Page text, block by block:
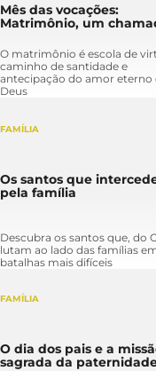
Mês das vocações:
Matrimônio, um
O matrimônio é escola de
caminho de santidade e
antecipação do amor eterno
Deus
FAMÍLIA
Os santos que
pela família
Descubra os santos que, do
lutam ao lado das famílias
batalhas mais difíceis
FAMÍLIA
O dia dos pais e a
sagrada da